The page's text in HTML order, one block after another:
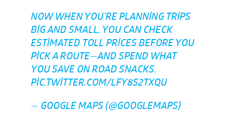
NOW WHEN YOU’RE PLANNING TRIPS
BIG AND SMALL, YOU CAN CHECK
ESTIMATED TOLL PRICES BEFORE YOU
PICK A ROUTE—AND SPEND WHAT
YOU SAVE ON ROAD SNACKS.
PIC.TWITTER.COM/LFY8S2TXQU
— GOOGLE MAPS (@GOOGLEMAPS)